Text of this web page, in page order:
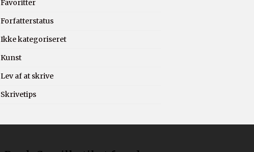
Favoritter
Forfatterstatus
Ikke kategoriseret
Kunst
Lev af at skrive
Skrivetips